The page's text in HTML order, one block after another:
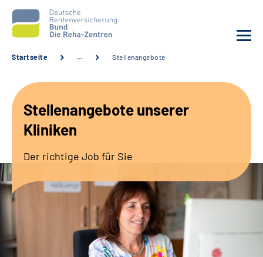
Unsere Kliniken
Sozialdienste & Zuweisende
Erweiterte Suche
Startseite … Stellenangebote
Stellenangebote unserer
Kliniken
Der richtige Job für Sie